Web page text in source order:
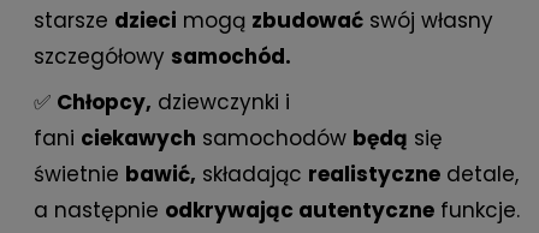
starsze dzieci mogą zbudować swój własny
szczegółowy samochód.
✅ Chłopcy, dziewczynki i
fani ciekawych samochodów będą się
świetnie bawić, składając realistyczne detale,
a następnie odkrywając autentyczne funkcje.